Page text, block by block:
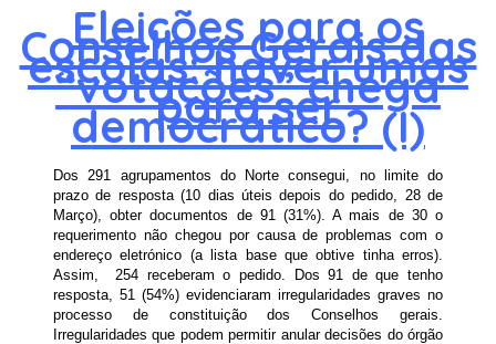
Eleições para os
Conselhos Gerais das
escolas: haver umas
“votações” chega
para ser
democrático? (I)
Dos 291 agrupamentos do Norte consegui, no limite do
prazo de resposta (10 dias úteis depois do pedido, 28 de
Março), obter documentos de 91 (31%). A mais de 30 o
requerimento não chegou por causa de problemas com o
endereço eletrónico (a lista base que obtive tinha erros).
Assim, 254 receberam o pedido. Dos 91 de que tenho
resposta, 51 (54%) evidenciaram irregularidades graves no
processo de constituição dos Conselhos gerais.
Irregularidades que podem permitir anular decisões do órgão